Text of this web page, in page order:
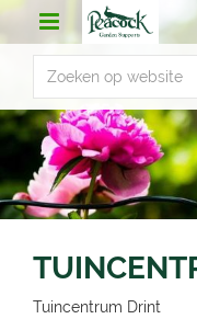
r
n
t
Tuincentrum Drint